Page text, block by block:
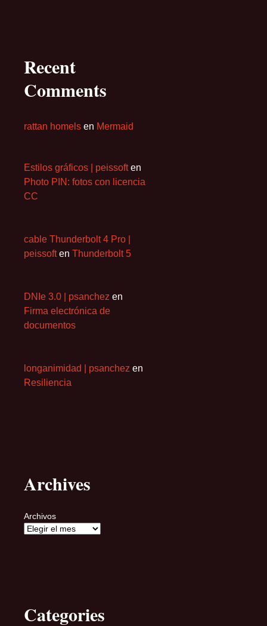
Recent
Comments
rattan homels en Mermaid
Estilos gráficos | peissoften
Photo PIN: fotos con licencia
CC
cable Thunderbolt 4 Pro |
peissoften Thunderbolt 5
DNIe 3.0 | psanchez en
Firma electrónica de
documentos
longanimidad | psanchez en
Resiliencia
Archives
Archivos
Categories